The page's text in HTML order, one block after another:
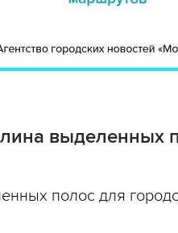
выделенных
полос для